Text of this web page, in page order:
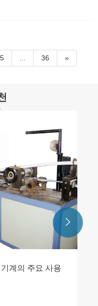
5 ... 36 »
계의 주요 사용
